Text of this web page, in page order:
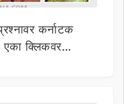
कर्नाटक
ठरावात नेमकं काय? वाचा एका क्लिकवर…